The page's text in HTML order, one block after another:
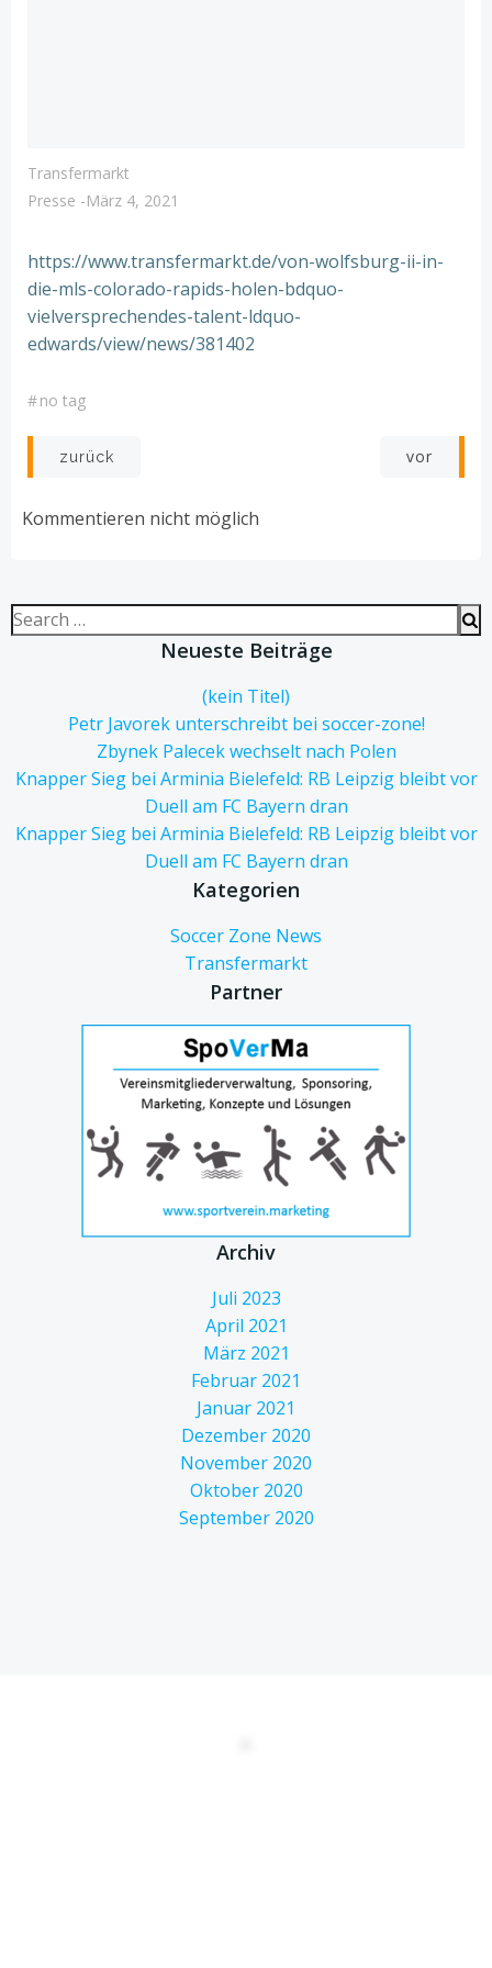
Transfermarkt
Presse -März 4, 2021
https://www.transfermarkt.de/von-wolfsburg-ii-in-
die-mls-colorado-rapids-holen-bdquo-
vielversprechendes-talent-ldquo-
edwards/view/news/381402
#no tag
Post
navigation
zurück
navigation
vor
Kommentieren nicht möglich
Search
for:
Neueste Beiträge
(kein Titel)
Petr Javorek unterschreibt bei soccer-zone!
Zbynek Palecek wechselt nach Polen
Knapper Sieg bei Arminia Bielefeld: RB Leipzig bleibt vor
Duell am FC Bayern dran
Knapper Sieg bei Arminia Bielefeld: RB Leipzig bleibt vor
Duell am FC Bayern dran
Kategorien
Soccer Zone News
Transfermarkt
Partner
Archiv
Juli 2023
April 2021
März 2021
Februar 2021
Januar 2021
Dezember 2020
November 2020
Oktober 2020
September 2020